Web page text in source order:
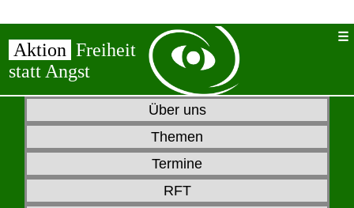
Aktion Freiheit
statt Angst
Über uns
Themen
Termine
RFT